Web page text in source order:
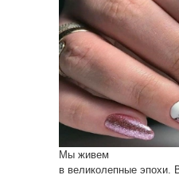
Мы живем
в великолепные эпохи.